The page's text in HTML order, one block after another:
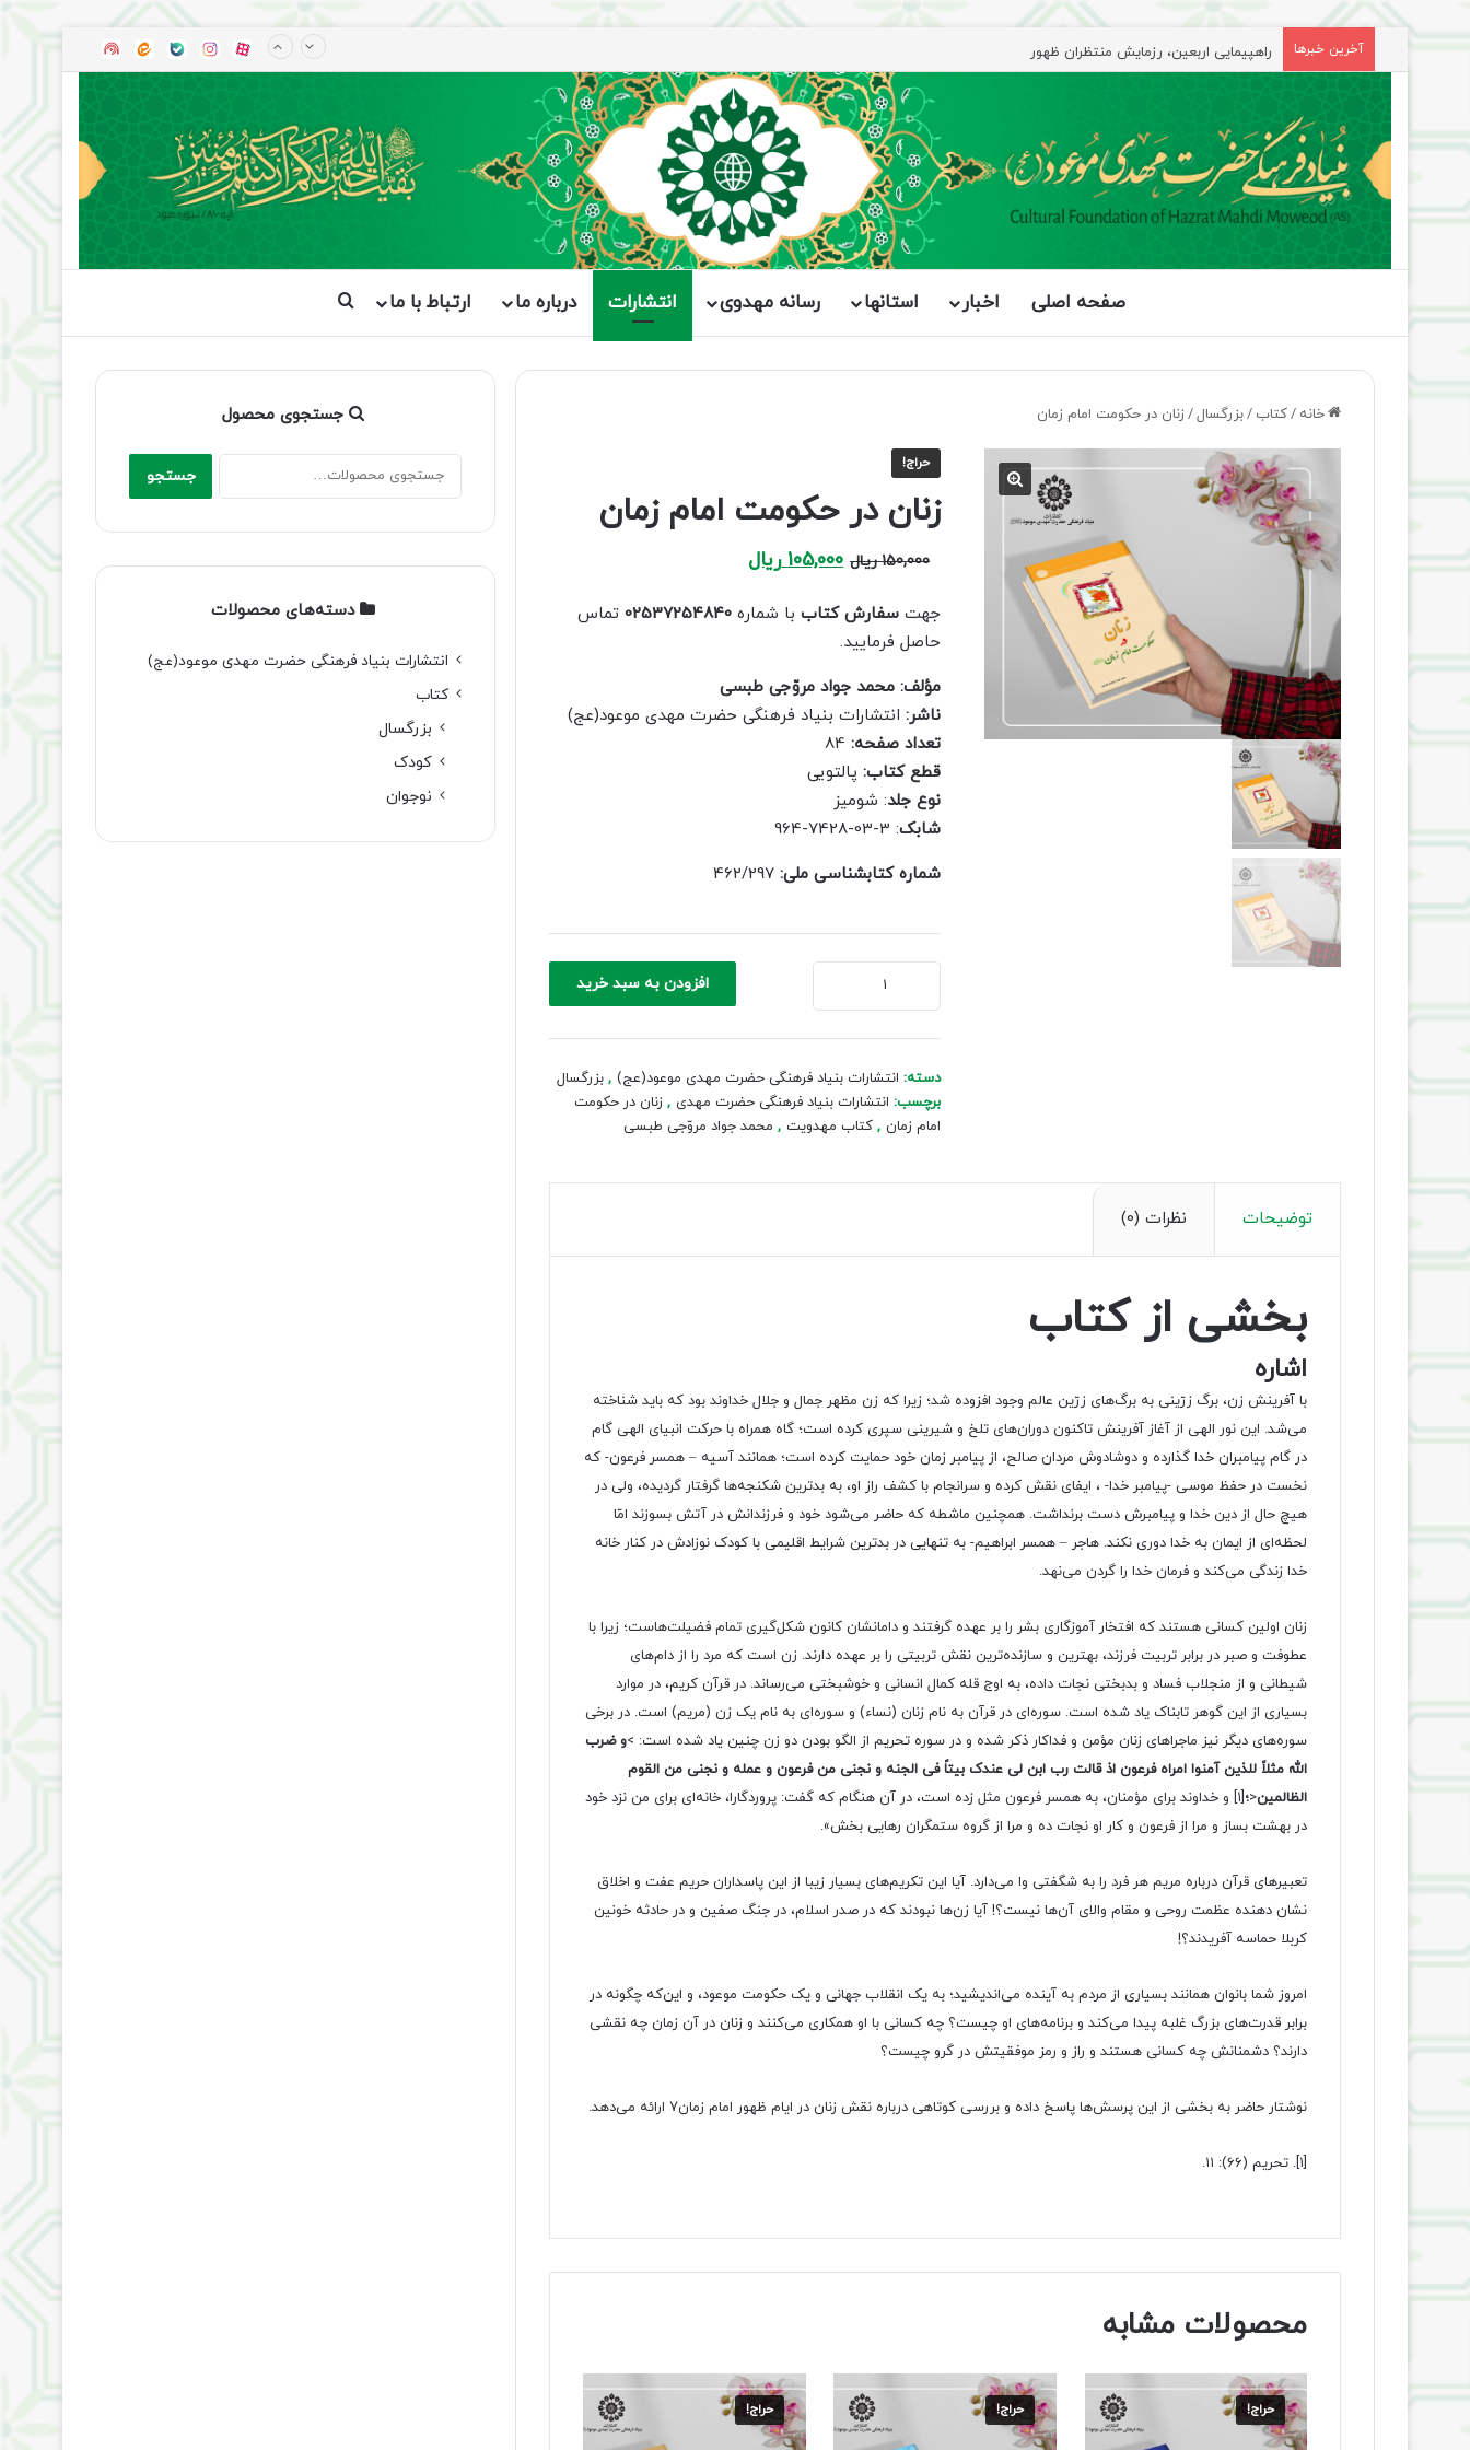
آخرین خبرها راهپیمایی اربعین، رزمایش منتظران ظهور آپاراتاینستاگرام
بله ایتا
صفحه اصلی اخبار استانها رسانه مهدوی انتشارات درباره ما ارتباط با ما جستجو برای
خانه /کتاب /بزرگسال/ زنان در حکومت امام زمان
حراج!
زنان در حکومت امام زمان
150,000 ریال Original
was:
150,000 ریال.
105,000 ریالCurrent
is:
105,000 ریال.
جهت سفارش کتاببا شماره 02537254840تماس
حاصل فرمایید.
مؤلف: محمد جواد مروّجی طبسی
ناشر:انتشارات بنیاد فرهنگی حضرت مهدی موعود(عج)
تعداد صفحه:84
قطع کتاب:پالتویی
نوع جلد: شومیز
شابک: 3-03-7428-964
شماره کتابشناسی ملی:
امام
عدد
افزودن به سبد خرید
دسته: انتشارات بنیاد فرهنگی حضرت مهدی موعود(عج) , بزرگسال
برچسب: انتشارات بنیاد فرهنگی حضرت مهدی , زنان در حکومت
امام زمان , کتاب مهدویت , محمد جواد مروّجی طبسی
توضیحات نظرات (0)
بخشی از کتاب
اشاره
با آفرینش زن، برگ زرّینی به برگ‌های زرّین عالم وجود افزوده شد؛ زیرا که زن مظهر جمال و جلال خداوند بود که باید شناخته
می‌شد. این نور الهی از آغاز آفرینش تاکنون دوران‌های تلخ و شیرینی سپری کرده است؛ گاه همراه با حرکت انبیای الهی گام
در گام پیامبران خدا گذارده و دوشادوش مردان صالح، از پیامبر زمان خود حمایت کرده است؛ همانند آسیه – همسر فرعون- که
نخست در حفظ موسی -پیامبر خدا- ، ایفای نقش کرده و سرانجام با کشف راز او، به بدترین شکنجه‌ها گرفتار گردیده، ولی در
هیچ حال از دین خدا و پیامبرش دست برنداشت. همچنین ماشطه که حاضر می‌شود خود و فرزندانش در آتش بسوزند امّا
لحظه‌ای از ایمان به خدا دوری نکند. هاجر – همسر ابراهیم- به تنهایی در بدترین شرایط اقلیمی با کودک نوزادش در کنار خانه
خدا زندگی می‌کند و فرمان خدا را گردن می‌نهد.
زنان اولین کسانی‌ هستند که افتخار آموزگاری بشر را بر عهده گرفتند و دامانشان کانون شکل‌گیری تمام فضیلت‌هاست؛ زیرا با
عطوفت و صبر در برابر تربیت فرزند، بهترین و سازنده‌ترین نقش تربیتی را بر عهده دارند. زن است که مرد را از دام‌های
شیطانی و از منجلاب فساد و بدبختی نجات داده، به اوج قله کمال انسانی و خوشبختی می‌رساند. در قرآن کریم، در موارد
بسیاری از این گوهر تابناک یاد شده است. سوره‌ای در قرآن به نام زنان (نساء) و سوره‌ای به نام یک زن (مریم) است. در برخی
سوره‌های دیگر نیز ماجراهای زنان مؤمن و فداکار ذکر شده و در سوره تحریم از الگو بودن دو زن چنین یاد شده است: >و ضرب
الله مثلاً للذین آمنوا امراه فرعون اذ قالت رب ابن لی عندک بیتاً فی الجنه و نجنی من فرعون و عمله و نجنی من القوم
الظالمین<؛[۱]
و خداوند برای مؤمنان، به همسر فرعون مثل زده است، در آن هنگام که گفت: پروردگارا، خانه‌ای برای من نزد خود
در بهشت بساز و مرا از فرعون و کار او نجات ده و مرا از گروه ستمگران رهایی بخش».
تعبیرهای قرآن درباره مریم هر فرد را به شگفتی وا می‌دارد. آیا این تکریم‌های بسیار زیبا از این پاسداران حریم عفت و اخلاق
نشان دهنده عظمت روحی و مقام والای آن‌ها نیست؟! آیا زن‌ها نبودند که در صدر اسلام، در جنگ صفین و در حادثه خونین
کربلا حماسه آفریدند؟!
امروز شما بانوان همانند بسیاری از مردم به آینده می‌اندیشید؛ به یک انقلاب جهانی و یک حکومت موعود، و این‌که چگونه در
برابر قدرت‌های بزرگ غلبه پیدا می‌کند و برنامه‌های او چیست؟ چه کسانی با او همکاری می‌کنند و زنان در آن زمان چه نقشی
دارند؟ دشمنانش چه کسانی هستند و راز و رمز موفقیتش در گرو چیست؟
نوشتار حاضر به بخشی از این پرسش‌ها پاسخ داده و بررسی کوتاهی درباره نقش زنان در ایام ظهور امام زمان۷ ارائه می‌دهد.
[۱] . تحریم (۶۶): ۱۱.
محصولات مشابه
حراج! حراج! حراج!
جستجوی محصول
جستجو
برای:
جستجو
دسته‌های محصولات
انتشارات بنیاد فرهنگی حضرت مهدی موعود(عج)
کتاب
بزرگسال
کودک
نوجوان